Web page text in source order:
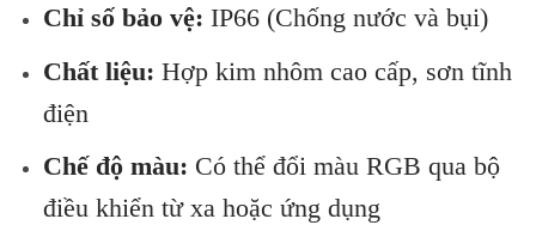
Chỉ số bảo vệ: IP66 (Chống nước và bụi)
Chất liệu: Hợp kim nhôm cao cấp, sơn tĩnh
điện
Chế độ màu: Có thể đổi màu RGB qua bộ
điều khiển từ xa hoặc ứng dụng